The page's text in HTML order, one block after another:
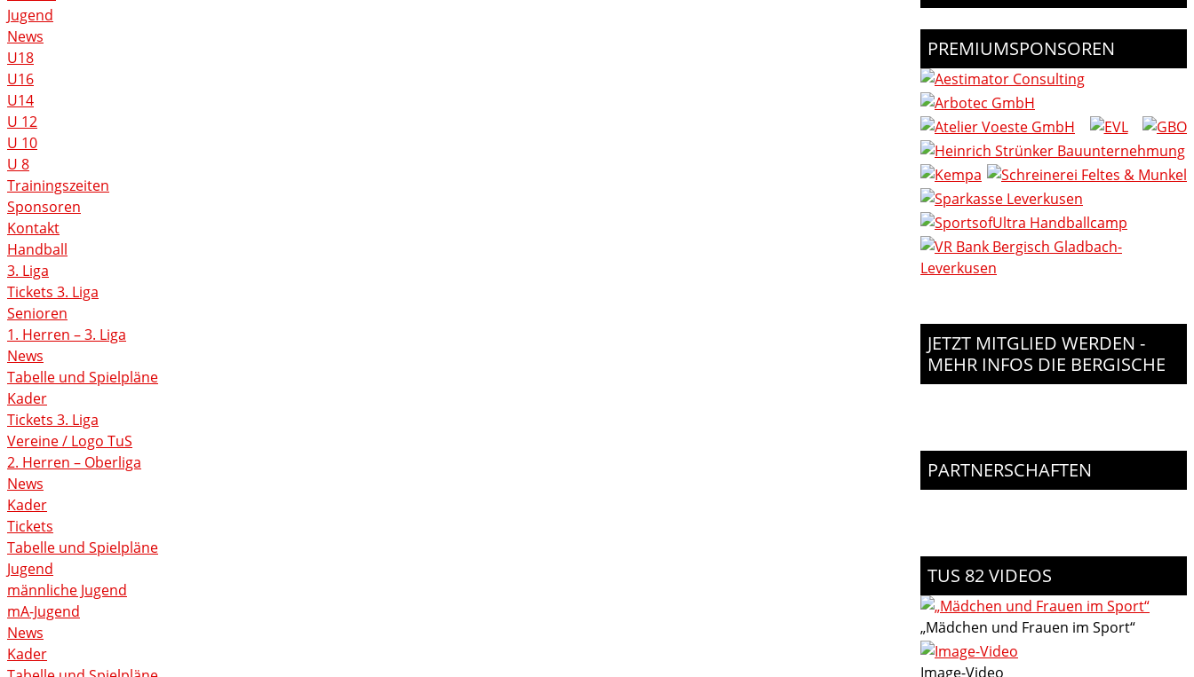
Jugend
News
U18
U16
U14
U 12
U 10
U 8
Trainingszeiten
Sponsoren
Kontakt
Handball
3. Liga
Tickets 3. Liga
Senioren
1. Herren – 3. Liga
News
Tabelle und Spielpläne
Kader
Tickets 3. Liga
Vereine / Logo TuS
2. Herren – Oberliga
News
Kader
Tickets
Tabelle und Spielpläne
Jugend
männliche Jugend
mA-Jugend
News
Kader
PREMIUMSPONSOREN
JETZT MITGLIED WERDEN -
MEHR INFOS DIE BERGISCHE
PARTNERSCHAFTEN
TUS 82 VIDEOS
„Mädchen und Frauen im Sport“
Image-Video